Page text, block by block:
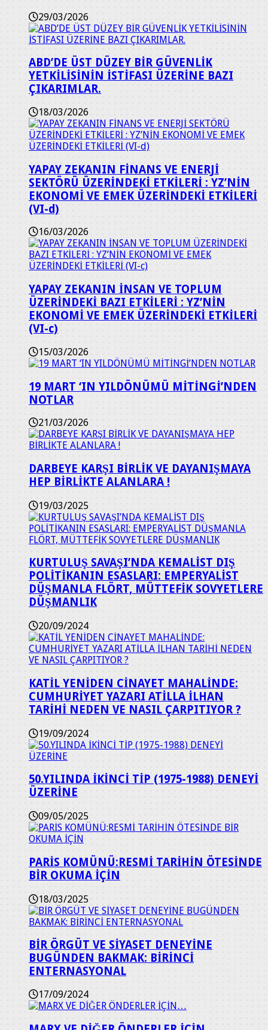
29/03/2026
ABD’DE ÜST DÜZEY BİR GÜVENLİK
YETKİLİSİNİN İSTİFASI ÜZERİNE BAZI
ÇIKARIMLAR.
18/03/2026
YAPAY ZEKANIN FİNANS VE ENERJİ
SEKTÖRÜ ÜZERİNDEKİ ETKİLERİ : YZ’NİN
EKONOMİ VE EMEK ÜZERİNDEKİ ETKİLERİ
(VI-d)
16/03/2026
YAPAY ZEKANIN İNSAN VE TOPLUM
ÜZERİNDEKİ BAZI ETKİLERİ : YZ’NİN
EKONOMİ VE EMEK ÜZERİNDEKİ ETKİLERİ
(VI-c)
15/03/2026
19 MART ‘IN YILDÖNÜMÜ MİTİNGİ’NDEN
NOTLAR
21/03/2026
DARBEYE KARŞI BİRLİK VE DAYANIŞMAYA
HEP BİRLİKTE ALANLARA !
19/03/2025
KURTULUŞ SAVAŞI’NDA KEMALİST DIŞ
POLİTİKANIN ESASLARI: EMPERYALİST
DÜŞMANLA FLÖRT, MÜTTEFİK SOVYETLERE
DÜŞMANLIK
20/09/2024
KATİL YENİDEN CİNAYET MAHALİNDE:
CUMHURİYET YAZARI ATİLLA İLHAN
TARİHİ NEDEN VE NASIL ÇARPITIYOR ?
19/09/2024
50.YILINDA İKİNCİ TİP (1975-1988) DENEYİ
ÜZERİNE
09/05/2025
PARİS KOMÜNÜ:RESMİ TARİHİN ÖTESİNDE
BİR OKUMA İÇİN
18/03/2025
BİR ÖRGÜT VE SİYASET DENEYİNE
BUGÜNDEN BAKMAK: BİRİNCİ
ENTERNASYONAL
17/09/2024